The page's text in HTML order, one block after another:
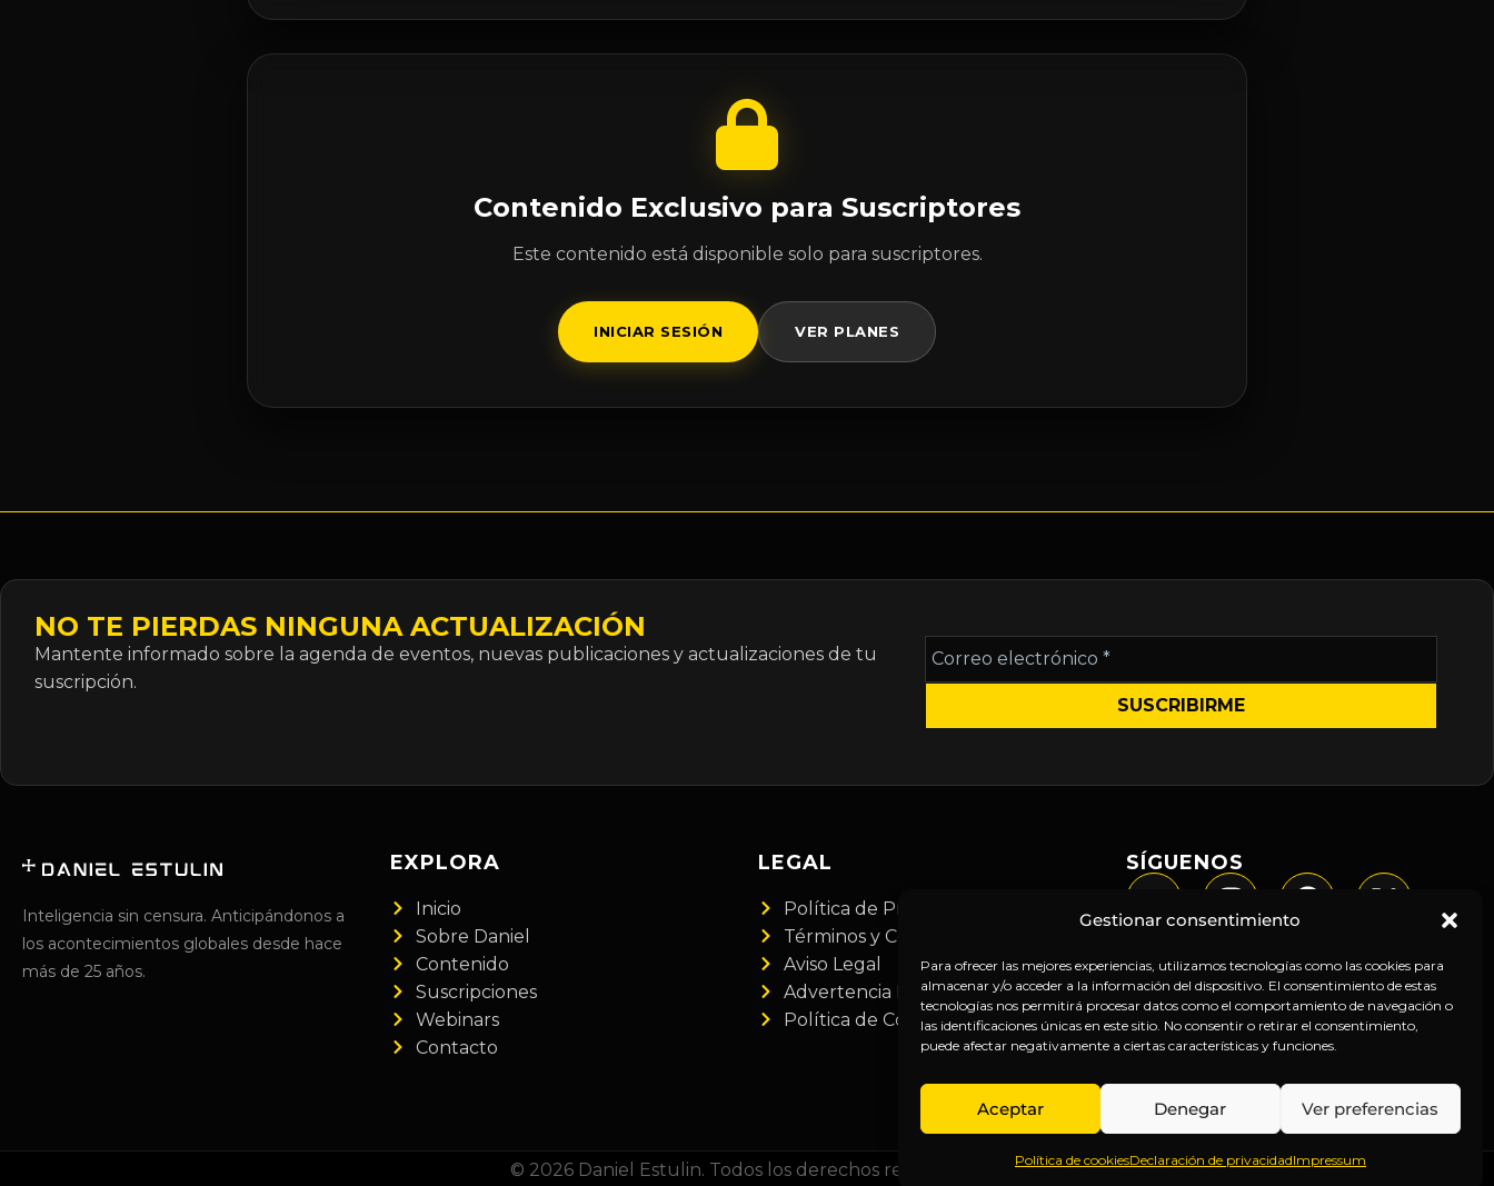
Gestionar consentimiento
Para ofrecer las mejores experiencias, utilizamos tecnologías como las cookies para
almacenar y/o acceder a la información del dispositivo. El consentimiento de estas
tecnologías nos permitirá procesar datos como el comportamiento de navegación o
las identificaciones únicas en este sitio. No consentir o retirar el consentimiento,
puede afectar negativamente a ciertas características y funciones.
Aceptar Denegar Ver preferencias
Política de cookiesDeclaración de privacidadImpressum
Contenido Exclusivo para Suscriptores
Este contenido está disponible solo para suscriptores.
INICIAR SESIÓN VER PLANES
NO TE PIERDAS NINGUNA ACTUALIZACIÓN
Mantente informado sobre la agenda de eventos, nuevas publicaciones y actualizaciones de tu
suscripción.
Correo
electrónico
*
Inteligencia sin censura. Anticipándonos a
los acontecimientos globales desde hace
más de 25 años.
EXPLORA
Inicio
Sobre Daniel
Contenido
Suscripciones
Webinars
Contacto
LEGAL
Política de Privacidad
Términos y Condiciones
Aviso Legal
Advertencia Financiera
Política de Cookies
SÍGUENOS
© 2026 Daniel Estulin. Todos los derechos reservados.